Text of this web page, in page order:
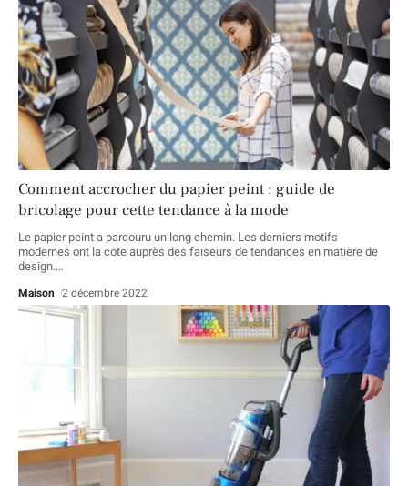
Comment accrocher du papier peint : guide de
bricolage pour cette tendance à la mode
Le papier peint a parcouru un long chemin. Les derniers motifs
modernes ont la cote auprès des faiseurs de tendances en matière de
design.…
Maison 2 décembre 2022